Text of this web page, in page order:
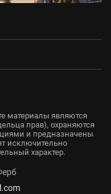
материалы являются
прав), охраняются
и предназначены
исключительно
характер.